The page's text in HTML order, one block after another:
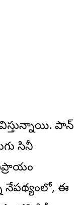
పాన్
సినీ
నేపథ్యంలో, ఈ